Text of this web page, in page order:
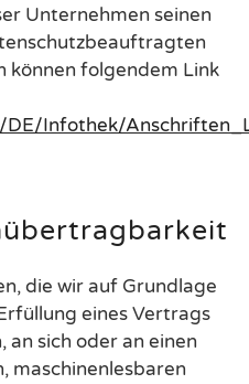
Unternehmen seinen
können folgendem Link
Infothek/
die wir auf Grundlage
eines Vertrags
sich oder an einen
maschinenlesbaren